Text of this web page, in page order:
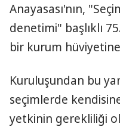
Anayasası'nın,
denetimi" başlıklı
bir kurum
Kuruluşundan bu
seçimlerde
yetkinin gerekliliği